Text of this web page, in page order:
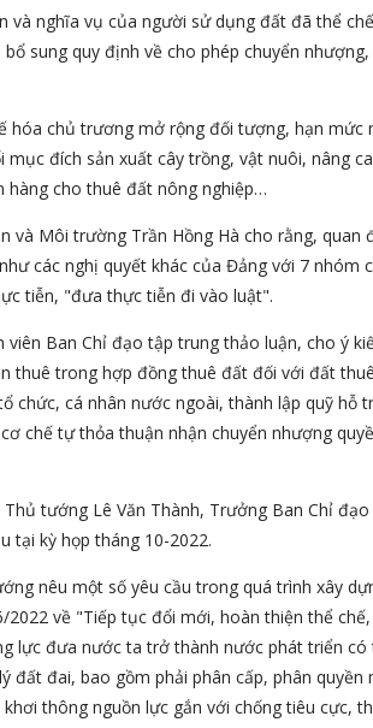
và nghĩa vụ của người sử dụng đất đã thể
sung quy định về cho phép chuyển
hóa chủ trương mở rộng đối tượng, hạn mức
mục đích sản xuất cây trồng, vật nuôi, nâng
hàng cho thuê đất nông nghiệp…
và Môi trường Trần Hồng Hà cho rằng,
các nghị quyết khác của Đảng với 7 nhóm
tiễn, "đưa thực tiễn đi vào luật".
viên Ban Chỉ đạo tập trung thảo luận, cho ý
thuê trong hợp đồng thuê đất đối với đất
chức, cá nhân nước ngoài, thành lập quỹ
chế tự thỏa thuận nhận chuyển nhượng
Thủ tướng Lê Văn Thành, Trưởng Ban Chỉ
tại kỳ họp tháng 10-2022.
nêu một số yêu cầu trong quá trình xây
2022 về "Tiếp tục đổi mới, hoàn thiện thể
lực đưa nước ta trở thành nước phát triển
đất đai, bao gồm phải phân cấp, phân
thông nguồn lực gắn với chống tiêu cực,